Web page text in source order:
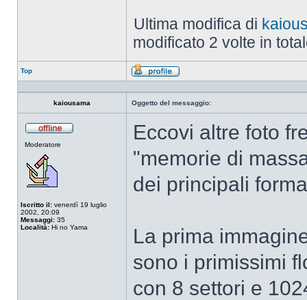
Ultima modifica di
modificato 2 volte in
Top
Profilo
kaiousama Oggetto del messaggio:
Moderatore
Iscritto il: venerdì 19 luglio
2002, 20:09
Messaggi: 35
Località: Hi no Yama
Eccovi altre foto
"memorie di
dei principali
La prima
sono i primissimi
con 8 settori e